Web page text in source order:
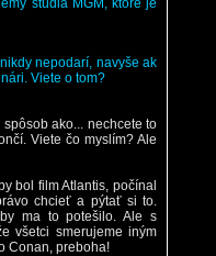
štúdia MGM, ktoré je
nepodarí, navyše ak
Viete o tom?
ako... nechcete to
Viete čo myslím? Ale
bol film Atlantis, počínal
chcieť a pýtať si to.
ma to potešilo. Ale s
všetci smerujeme iným
Conan, preboha!